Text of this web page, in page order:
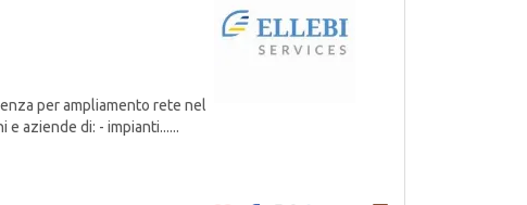
per ampliamento rete nel
aziende di: - impianti......